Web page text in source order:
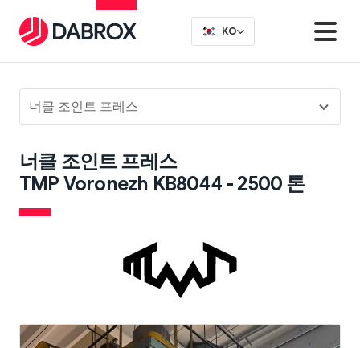
너클 조인트 프레스
너클 조인트 프레스
TMP Voronezh KB8044 - 2500 톤